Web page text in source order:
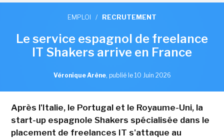
EMPLOI / RECRUTEMENT
Le service espagnol de freelance
IT Shakers arrive en France
Véronique Arène, publié le 10 Juin 2026
Après l'Italie, le Portugal et le Royaume-Uni, la
start-up espagnole Shakers spécialisée dans le
placement de freelances IT s'attaque au